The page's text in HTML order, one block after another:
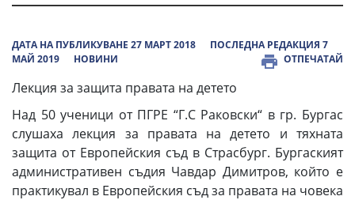
ДАТА НА ПУБЛИКУВАНЕ 27 МАРТ 2018
ПОСЛЕДНА РЕДАКЦИЯ 7
МАЙ 2019
НОВИНИ ОТПЕЧАТАЙ
Лекция за защита правата на детето
Над 50 ученици от ПГРЕ “Г.С Раковски“ в гр. Бургас
слушаха лекция за правата на детето и тяхната
защита от Европейския съд в Страсбург. Бургаският
административен съдия Чавдар Димитров, който е
практикувал в Европейския съд за правата на човека